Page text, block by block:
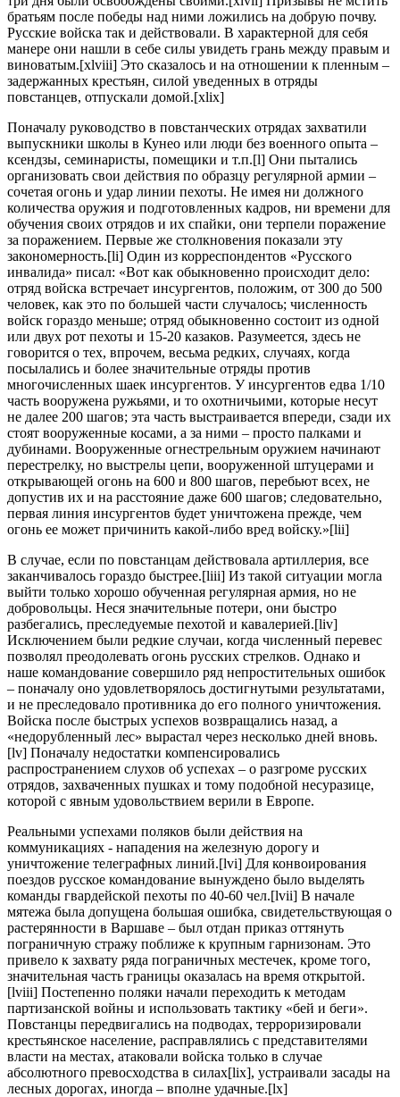
братьям после победы над ними ложились на добрую почву.
Русские войска так и действовали. В характерной для себя
манере они нашли в себе силы увидеть грань между правым и
виноватым.[xlviii] Это сказалось и на отношении к пленным –
задержанных крестьян, силой уведенных в отряды
повстанцев, отпускали домой.[xlix]
Поначалу руководство в повстанческих отрядах захватили
выпускники школы в Кунео или люди без военного опыта –
ксендзы, семинаристы, помещики и т.п.[l] Они пытались
организовать свои действия по образцу регулярной армии –
сочетая огонь и удар линии пехоты. Не имея ни должного
количества оружия и подготовленных кадров, ни времени для
обучения своих отрядов и их спайки, они терпели поражение
за поражением. Первые же столкновения показали эту
закономерность.[li] Один из корреспондентов «Русского
инвалида» писал: «Вот как обыкновенно происходит дело:
отряд войска встречает инсургентов, положим, от 300 до 500
человек, как это по большей части случалось; численность
войск гораздо меньше; отряд обыкновенно состоит из одной
или двух рот пехоты и 15-20 казаков. Разумеется, здесь не
говорится о тех, впрочем, весьма редких, случаях, когда
посылались и более значительные отряды против
многочисленных шаек инсургентов. У инсургентов едва 1/10
часть вооружена ружьями, и то охотничьими, которые несут
не далее 200 шагов; эта часть выстраивается впереди, сзади их
стоят вооруженные косами, а за ними – просто палками и
дубинами. Вооруженные огнестрельным оружием начинают
перестрелку, но выстрелы цепи, вооруженной штуцерами и
открывающей огонь на 600 и 800 шагов, перебьют всех, не
допустив их и на расстояние даже 600 шагов; следовательно,
первая линия инсургентов будет уничтожена прежде, чем
огонь ее может причинить какой-либо вред войску.»[lii]
В случае, если по повстанцам действовала артиллерия, все
заканчивалось гораздо быстрее.[liii] Из такой ситуации могла
выйти только хорошо обученная регулярная армия, но не
добровольцы. Неся значительные потери, они быстро
разбегались, преследуемые пехотой и кавалерией.[liv]
Исключением были редкие случаи, когда численный перевес
позволял преодолевать огонь русских стрелков. Однако и
наше командование совершило ряд непростительных ошибок
– поначалу оно удовлетворялось достигнутыми результатами,
и не преследовало противника до его полного уничтожения.
Войска после быстрых успехов возвращались назад, а
«недорубленный лес» вырастал через несколько дней вновь.
[lv] Поначалу недостатки компенсировались
распространением слухов об успехах – о разгроме русских
отрядов, захваченных пушках и тому подобной несуразице,
которой с явным удовольствием верили в Европе.
Реальными успехами поляков были действия на
коммуникациях - нападения на железную дорогу и
уничтожение телеграфных линий.[lvi] Для конвоирования
поездов русское командование вынуждено было выделять
команды гвардейской пехоты по 40-60 чел.[lvii] В начале
мятежа была допущена большая ошибка, свидетельствующая о
растерянности в Варшаве – был отдан приказ оттянуть
пограничную стражу поближе к крупным гарнизонам. Это
привело к захвату ряда пограничных местечек, кроме того,
значительная часть границы оказалась на время открытой.
[lviii] Постепенно поляки начали переходить к методам
партизанской войны и использовать тактику «бей и беги».
Повстанцы передвигались на подводах, терроризировали
крестьянское население, расправлялись с представителями
власти на местах, атаковали войска только в случае
абсолютного превосходства в силах[lix], устраивали засады на
лесных дорогах, иногда – вполне удачные.[lx]